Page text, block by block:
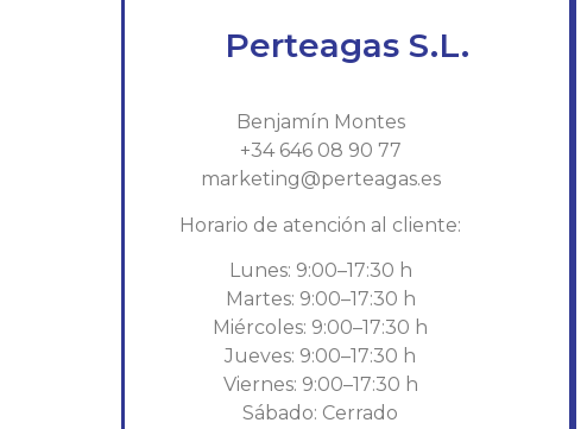
Perteagas S.L.
Benjamín Montes
+34 646 08 90 77
marketing@perteagas.es
Horario de atención al cliente:
Lunes: 9:00–17:30 h
Martes: 9:00–17:30 h
Miércoles: 9:00–17:30 h
Jueves: 9:00–17:30 h
Viernes: 9:00–17:30 h
Sábado: Cerrado